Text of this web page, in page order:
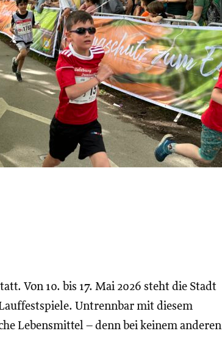
Von 10. bis 17. Mai 2026 steht die Stadt
Untrennbar mit diesem
Lebensmittel – denn bei keinem anderen